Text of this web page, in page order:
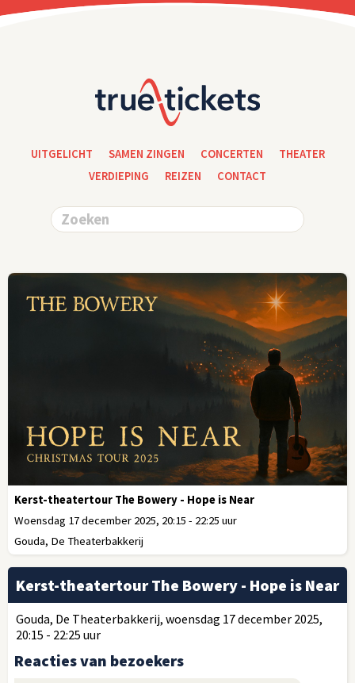
UITGELICHT SAMEN ZINGEN CONCERTEN
THEATER
VERDIEPING
REIZEN CONTACT
Kerst-theatertour The Bowery - Hope is Near
Woensdag 17 december 2025, 20:15 - 22:25 uur
Gouda, De Theaterbakkerij
Kerst-theatertour The Bowery - Hope is Near
Gouda, De Theaterbakkerij, woensdag 17 december 2025,
20:15 - 22:25 uur
Reacties van bezoekers